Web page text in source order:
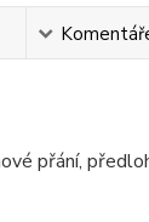
přání,